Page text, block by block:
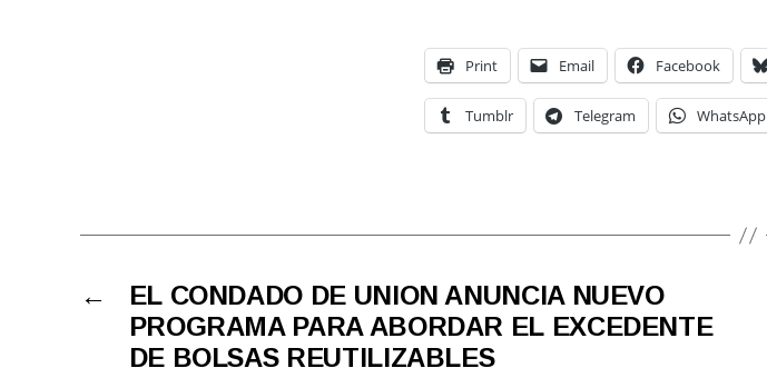
Print Email Facebook
Tumblr Telegram WhatsApp
←
EL CONDADO DE UNION ANUNCIA NUEVO
PROGRAMA PARA ABORDAR EL EXCEDENTE
DE BOLSAS REUTILIZABLES